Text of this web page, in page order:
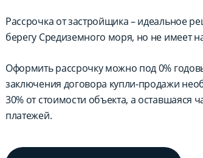
Рассрочка от застройщика – идеальное
берегу Средиземного моря, но не имеет
Оформить рассрочку можно под 0%
заключения договора купли-продажи
30% от стоимости объекта, а оставшаяся
платежей.